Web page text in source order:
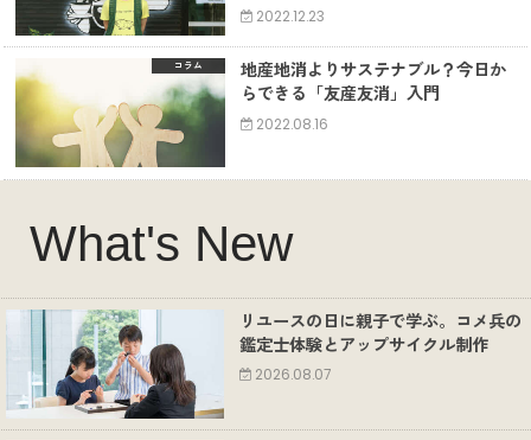
2022.12.23
コラム
地産地消よりサステナブル？今日か
らできる「友産友消」入門
2022.08.16
What's New
リユースの日に親子で学ぶ。コメ兵の
鑑定士体験とアップサイクル制作
2026.08.07